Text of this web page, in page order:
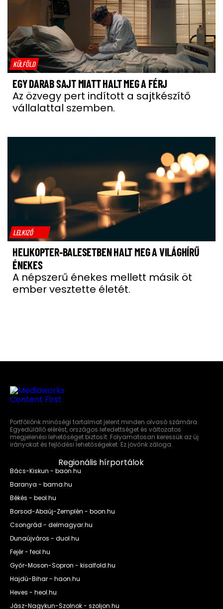
KÜLFÖLD
EGY DARAB SAJT MIATT HALT MEG A FÉRJ
Az özvegy pert indított a sajtkészítő
vállalattal szemben.
LELKIZŐ
HELIKOPTER-BALESETBEN HALT MEG A VILÁGHÍRŰ
ÉNEKES
A népszerű énekes mellett másik öt
ember vesztette életét.
Portfóliónk minőségi tartalmat jelent minden olvasó számára.
Egyedülálló elérést, országos lefedettséget és változatos
megjelenési lehetőséget biztosít. Folyamatosan keressük az új
irányokat és fejlődési lehetőségeket. Ez jövőnk záloga.
Regionális hírportálok
Bács-Kiskun - baon.hu
Baranya - bama.hu
Békés - beol.hu
Borsod-Abaúj-Zemplén - boon.hu
Csongrád - delmagyar.hu
Dunaújváros - duol.hu
Fejér - feol.hu
Győr-Moson-Sopron - kisalfold.hu
Hajdú-Bihar - haon.hu
Heves - heol.hu
Jász-Nagykun-Szolnok - szoljon.hu